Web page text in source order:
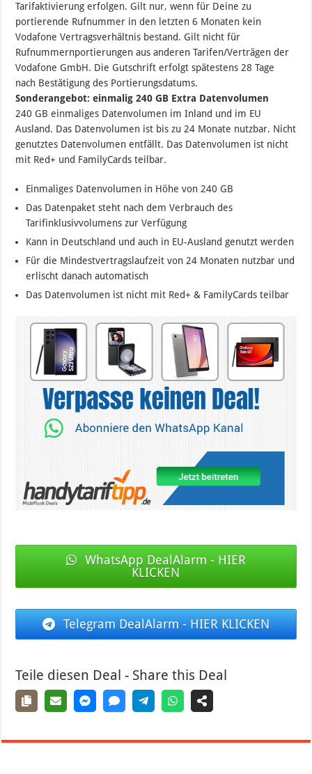
Tarifaktivierung erfolgen. Gilt nur, wenn für Deine zu
portierende Rufnummer in den letzten 6 Monaten kein
Vodafone Vertragsverhältnis bestand. Gilt nicht für
Rufnummernportierungen aus anderen Tarifen/Verträgen der
Vodafone GmbH. Die Gutschrift erfolgt spätestens 28 Tage
nach Bestätigung des Portierungsdatums.
Sonderangebot: einmalig 240 GB Extra Datenvolumen
240 GB einmaliges Datenvolumen im Inland und im EU
Ausland. Das Datenvolumen ist bis zu 24 Monate nutzbar. Nicht
genutztes Datenvolumen entfällt. Das Datenvolumen ist nicht
mit Red+ und FamilyCards teilbar.
Einmaliges Datenvolumen in Höhe von 240 GB
Das Datenpaket steht nach dem Verbrauch des
Tarifinklusivvolumens zur Verfügung
Kann in Deutschland und auch in EU-Ausland genutzt werden
Für die Mindestvertragslaufzeit von 24 Monaten nutzbar und
erlischt danach automatisch
Das Datenvolumen ist nicht mit Red+ & FamilyCards teilbar
WhatsApp DealAlarm - HIER
KLICKEN
Telegram DealAlarm - HIER KLICKEN
Teile diesen Deal - Share this Deal